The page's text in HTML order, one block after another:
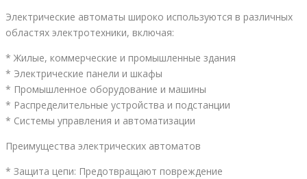
Электрические автоматы широко используются в различных
областях электротехники, включая:
* Жилые, коммерческие и промышленные здания
* Электрические панели и шкафы
* Промышленное оборудование и машины
* Распределительные устройства и подстанции
* Системы управления и автоматизации
Преимущества электрических автоматов
* Защита цепи: Предотвращают повреждение